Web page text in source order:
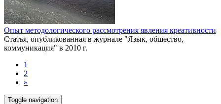
Опыт методологического рассмотрения явления креативности
Статья, опубликованная в журнале "Язык, общество,
коммуникация" в 2010 г.
1
2
»
Toggle navigation